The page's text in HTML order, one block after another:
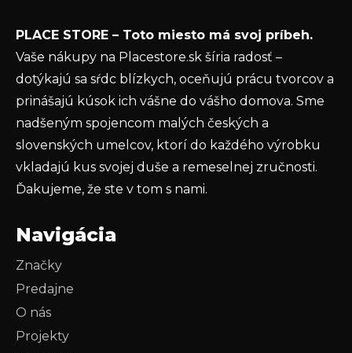
ochrany osobných údajov
PRIHLÁSIŤ SA
PLACE STORE – Toto miesto má svoj príbeh.
Vaše nákupy na Placestore.sk šíria radosť –
dotýkajú sa sŕdc blízkych, oceňujú prácu tvorcov a
prinášajú kúsok ich vášne do vášho domova. Sme
nadšeným spojencom malých českých a
slovenských umelcov, ktorí do každého výrobku
vkladajú kus svojej duše a remeselnej zručnosti.
Ďakujeme, že ste v tom s nami.
Navigácia
Značky
Predajne
O nás
Projekty